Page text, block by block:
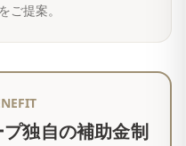
ご提案。
独自の補助金制